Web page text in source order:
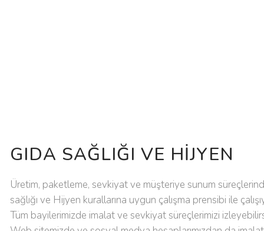
GIDA SAĞLIĞI VE HIJYEN
Üretim, paketleme, sevkiyat ve müşteriye sunum
sağlığı ve Hijyen kurallarına uygun çalışma prensibi ile
Tüm bayilerimizde imalat ve sevkiyat süreçlerimizi